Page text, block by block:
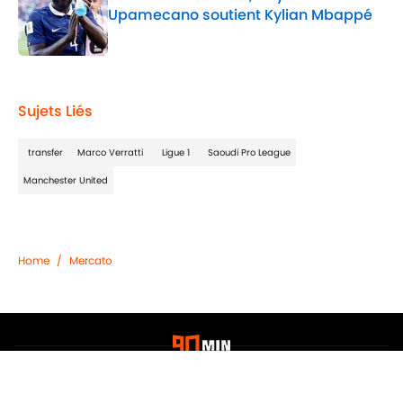
Upamecano soutient Kylian Mbappé
Published by on Invalid Date
Sujets Liés
transfer Marco Verratti Ligue 1 Saoudi Pro League
Manchester United
Home / Mercato